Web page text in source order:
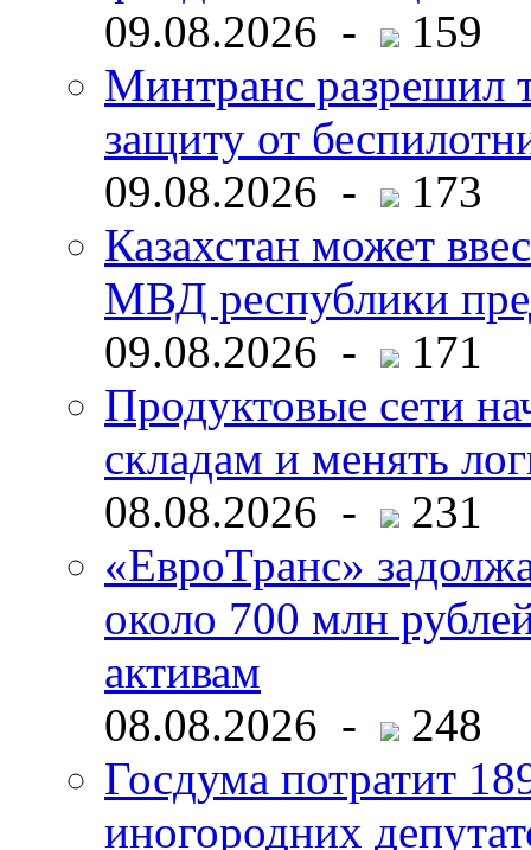
09.08.2026 -
159
Минтранс разрешил
защиту от
09.08.2026 -
173
Казахстан может
МВД республики
09.08.2026 -
171
Продуктовые сети
складам и менять
08.08.2026 -
231
«ЕвроТранс»
около 700 млн
активам
08.08.2026 -
248
Госдума потратит
иногородних